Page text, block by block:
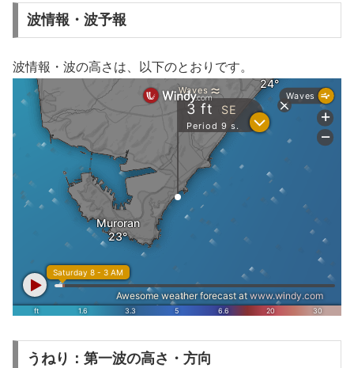
波情報・波予報
波情報・波の高さは、以下のとおりです。
うねり：第一波の高さ・方向